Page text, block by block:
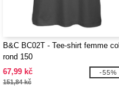
B&C BC02T - Tee-shirt femme col
rond 150
67,99 kč
151,84 kč
-55%